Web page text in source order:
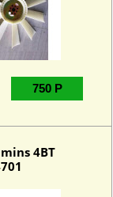
750 Р
4BT